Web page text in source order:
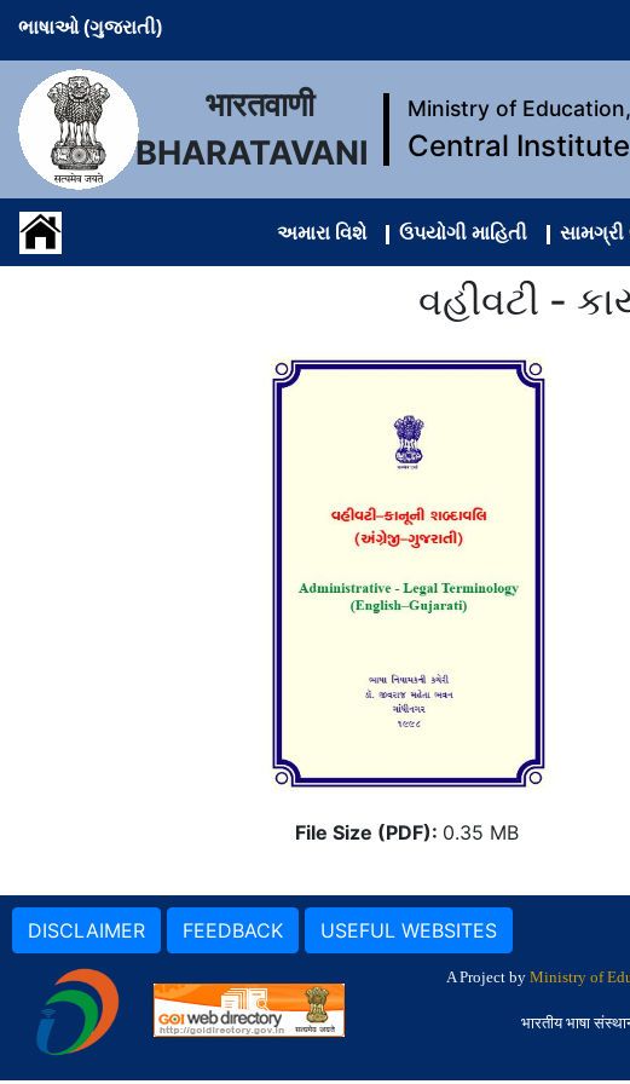
ભાષાઓ (ગુજરાતી)
भारतवाणी
BHARATAVANI
Ministry of
Central
અમારા વિશે ઉપયોગી માહિતી સામગ્રી
વહીવટી -
File Size (PDF): 0.35 MB
DISCLAIMER FEEDBACK USEFUL WEBSITES
A Project by Ministry of
भारतीय भाषा